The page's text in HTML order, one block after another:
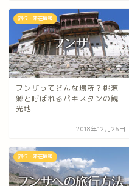
旅行・滞在情報
フンザってどんな場所？桃源
郷と呼ばれるパキスタンの観
光地
2018年12月26日
旅行・滞在情報